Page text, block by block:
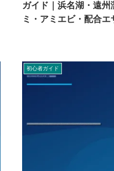
ガイド｜浜名湖・遠
ミ・アミエビ・配合
初心者ガイド